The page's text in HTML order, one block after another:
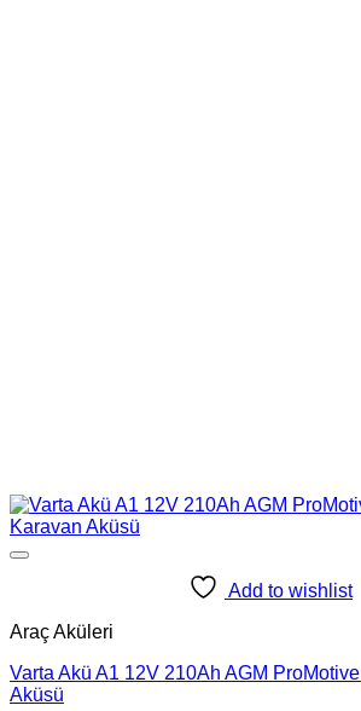
Add to wishlist
Araç Aküleri
Varta Akü A1 12V 210Ah AGM
Aküsü